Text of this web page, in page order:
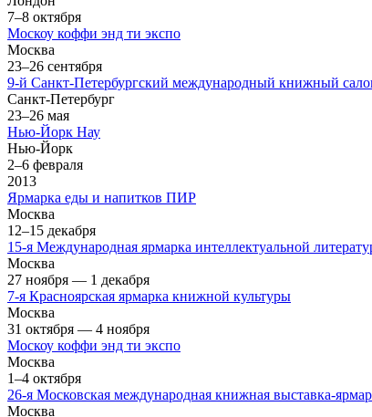
7–8 октября
Москоу коффи энд ти экcпо
Москва
23–26 сентября
9-й Санкт-Петербургский международный книжный
Санкт-Петербург
23–26 мая
Нью-Йорк Нау
Нью-Йорк
2–6 февраля
2013
Ярмарка еды и напитков ПИР
Москва
12–15 декабря
15-я Международная ярмарка интеллектуальной
Москва
27 ноября — 1 декабря
7-я Красноярская ярмарка книжной культуры
Москва
31 октября — 4 ноября
Москоу коффи энд ти экcпо
Москва
1–4 октября
26-я Московская международная книжная выставка-
Москва